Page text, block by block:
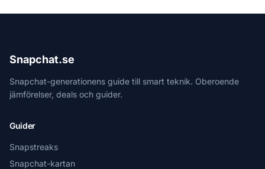
Snapchat.se
Snapchat-generationens guide till smart teknik. Oberoende
jämförelser, deals och guider.
Guider
Snapstreaks
Snapchat-kartan